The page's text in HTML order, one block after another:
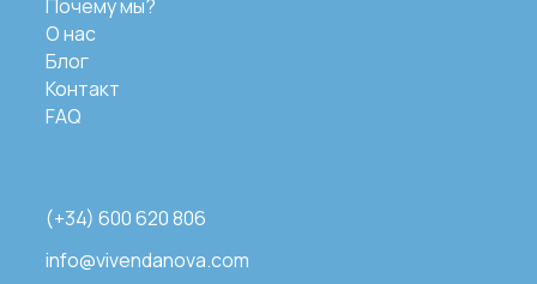
Почему мы?
О нас
Блог
Контакт
FAQ
(+34) 600 620 806
info@vivendanova.com